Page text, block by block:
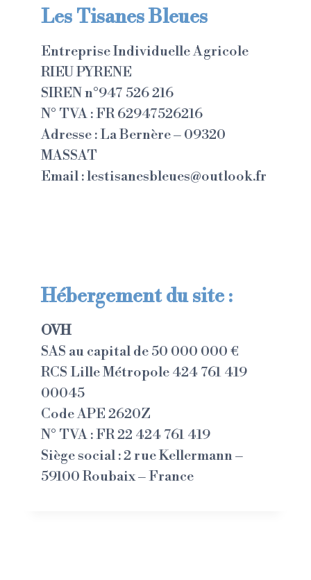
Les Tisanes Bleues
Entreprise Individuelle Agricole
RIEU PYRENE
SIREN n°947 526 216
N° TVA : FR 62947526216
Adresse : La Bernère – 09320
MASSAT
Email :lestisanesbleues@outlook.fr
Hébergement du site :
OVH
SAS au capital de 50 000 000 €
RCS Lille Métropole 424 761 419
00045
Code APE 2620Z
N° TVA : FR 22 424 761 419
Siège social : 2 rue Kellermann –
59100 Roubaix – France